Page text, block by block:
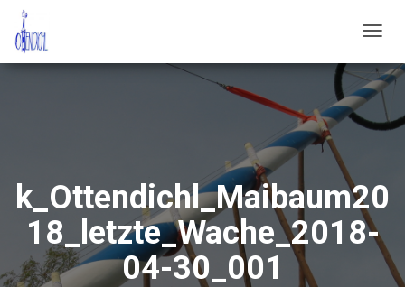
A
V
I
A
N
M
k_Ottendichl_Maibaum20
18_letzte_Wache_2018-
04-30_001